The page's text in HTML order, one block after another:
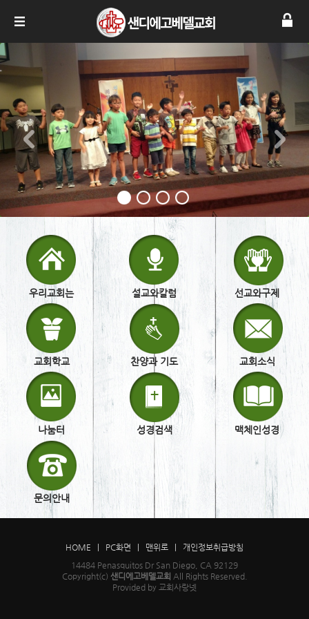
우리교회는 설교와칼럼 선교와구제
교회학교 찬양과 기도 교회소식
나눔터 성경검색 맥체인성경
문의안내
HOME | PC화면 | 맨위로 | 개인정보취급방침
14484 Penasquitos Dr San Diego, CA 92129
Copyright(c) 샌디에고베델교회 All Rights Reserved.
Provided by 교회사랑넷